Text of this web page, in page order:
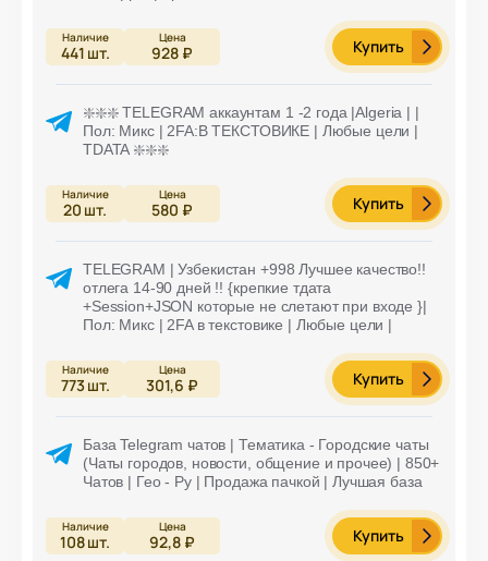
441 шт. 928 ₽ Купить
❇️❇️❇️ TELEGRAM аккаунтам 1 -2 года |Algeria | |
Пол: Микс | 2FA:В ТЕКСТОВИКЕ | Любые цели |
TDATA ❇️❇️❇️
20 шт. 580 ₽ Купить
TELEGRAM | Узбекистан +998 Лучшее качество!!
отлега 14-90 дней !! {крепкие тдата
+Session+JSON которые не слетают при входе }|
Пол: Микс | 2FA в текстовике | Любые цели |
773шт. 301,6 ₽ Купить
База Telegram чатов | Тематика - Городские чаты
(Чаты городов, новости, общение и прочее) | 850+
Чатов | Гео - Ру | Продажа пачкой | Лучшая база
108шт. 92,8 ₽ Купить